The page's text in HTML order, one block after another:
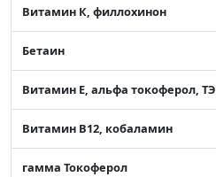
Витамин К, филлохинон
Бетаин
Витамин Е, альфа токоферол, ТЭ
Витамин В12, кобаламин
гамма Токоферол